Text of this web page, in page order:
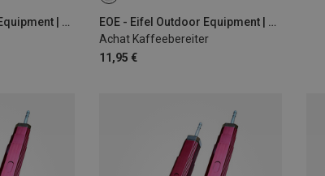
EOE - Eifel Outdoor Equipment | Campingkocher Zubehör
EOE - Eifel Outdoor Equipment | Camping Kochgeschirr
Achat Kaffeebereiter
11,95 €